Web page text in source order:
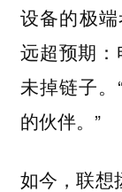
设备的极
远超预期
未掉链子
的伙伴。”
如今，联想